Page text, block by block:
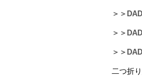
＞＞
＞＞
＞＞
二つ折